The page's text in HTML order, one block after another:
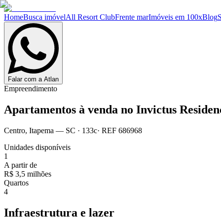
HomeBusca imóvelAll Resort ClubFrente marImóveis em 100xBlog
Falar com a Atlan
Empreendimento
Apartamentos à venda no Invictus
Centro, Itapema — SC · 133c· REF 686968
Unidades disponíveis
1
A partir de
R$ 3,5 milhões
Quartos
4
Infraestrutura e lazer